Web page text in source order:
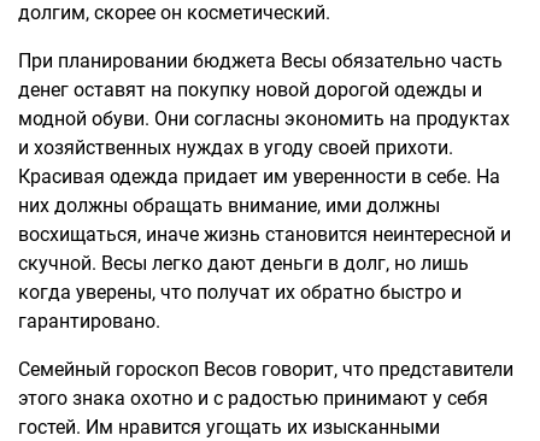
долгим, скорее он косметический.
При планировании бюджета Весы обязательно часть
денег оставят на покупку новой дорогой одежды и
модной обуви. Они согласны экономить на продуктах
и хозяйственных нуждах в угоду своей прихоти.
Красивая одежда придает им уверенности в себе. На
них должны обращать внимание, ими должны
восхищаться, иначе жизнь становится неинтересной и
скучной. Весы легко дают деньги в долг, но лишь
когда уверены, что получат их обратно быстро и
гарантировано.
Семейный гороскоп Весов говорит, что представители
этого знака охотно и с радостью принимают у себя
гостей. Им нравится угощать их изысканными